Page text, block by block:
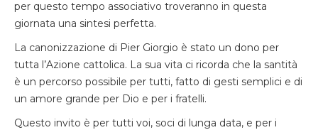
per questo tempo associativo troveranno in questa
giornata una sintesi perfetta.
La canonizzazione di Pier Giorgio è stato un dono per
tutta l’Azione cattolica. La sua vita ci ricorda che la santità
è un percorso possibile per tutti, fatto di gesti semplici e di
un amore grande per Dio e per i fratelli.
Questo invito è per tutti voi, soci di lunga data, e per i